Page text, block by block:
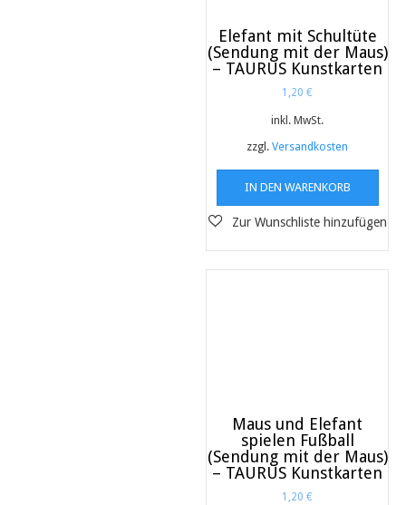
Elefant mit Schultüte
(Sendung mit der Maus)
– TAURUS Kunstkarten
1,20€
inkl. MwSt.
zzgl.Versandkosten
IN DEN WARENKORB
Maus und Elefant
spielen Fußball
(Sendung mit der Maus)
– TAURUS Kunstkarten
1,20€